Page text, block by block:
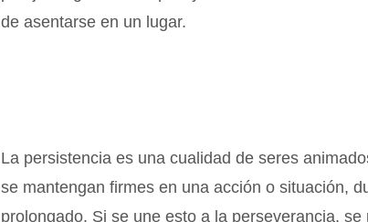
de asentarse en un lugar.
La persistencia es una cualidad de seres
se mantengan firmes en una acción o situación,
prolongado. Si se une esto a la perseverancia,